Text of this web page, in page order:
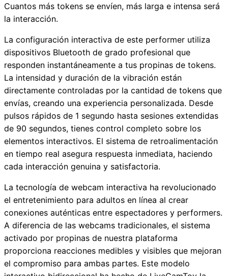
Cuantos más tokens se envíen, más larga e intensa será
la interacción.
La configuración interactiva de este performer utiliza
dispositivos Bluetooth de grado profesional que
responden instantáneamente a tus propinas de tokens.
La intensidad y duración de la vibración están
directamente controladas por la cantidad de tokens que
envías, creando una experiencia personalizada. Desde
pulsos rápidos de 1 segundo hasta sesiones extendidas
de 90 segundos, tienes control completo sobre los
elementos interactivos. El sistema de retroalimentación
en tiempo real asegura respuesta inmediata, haciendo
cada interacción genuina y satisfactoria.
La tecnología de webcam interactiva ha revolucionado
el entretenimiento para adultos en línea al crear
conexiones auténticas entre espectadores y performers.
A diferencia de las webcams tradicionales, el sistema
activado por propinas de nuestra plataforma
proporciona reacciones medibles y visibles que mejoran
el compromiso para ambas partes. Este modelo